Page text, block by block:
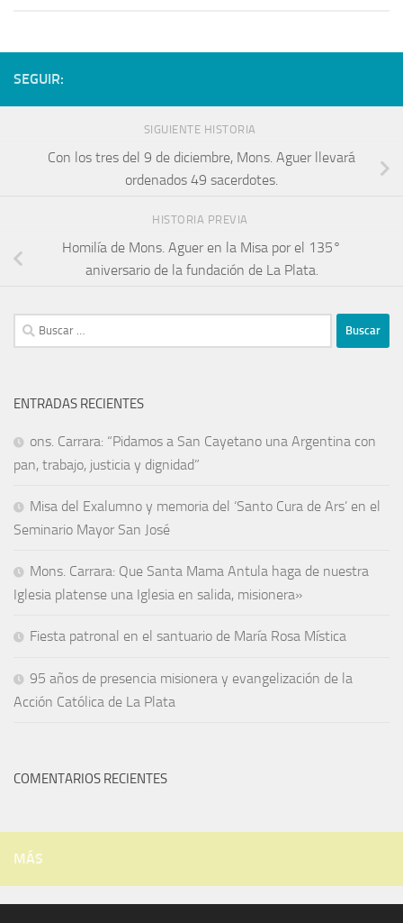
SEGUIR:
SIGUIENTE HISTORIA
Con los tres del 9 de diciembre, Mons. Aguer llevará
ordenados 49 sacerdotes.
HISTORIA PREVIA
Homilía de Mons. Aguer en la Misa por el 135°
aniversario de la fundación de La Plata.
ENTRADAS RECIENTES
ons. Carrara: “Pidamos a San Cayetano una Argentina con
pan, trabajo, justicia y dignidad”
Misa del Exalumno y memoria del ‘Santo Cura de Ars’ en el
Seminario Mayor San José
Mons. Carrara: Que Santa Mama Antula haga de nuestra
Iglesia platense una Iglesia en salida, misionera»
Fiesta patronal en el santuario de María Rosa Mística
95 años de presencia misionera y evangelización de la
Acción Católica de La Plata
COMENTARIOS RECIENTES
MÁS